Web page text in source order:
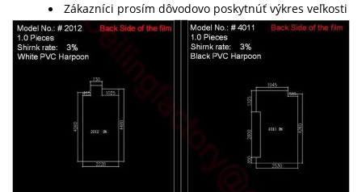
Zákazníci prosím dôvodovo poskytnúť výkres veľkosti